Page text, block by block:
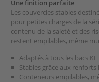
Une finition parfaite
Les couvercles stables
pour petites charges de la
contenu de la saleté et des
restent empilables, même
Adaptés à tous les bacs
Stables grâce aux
Conteneurs empilables,